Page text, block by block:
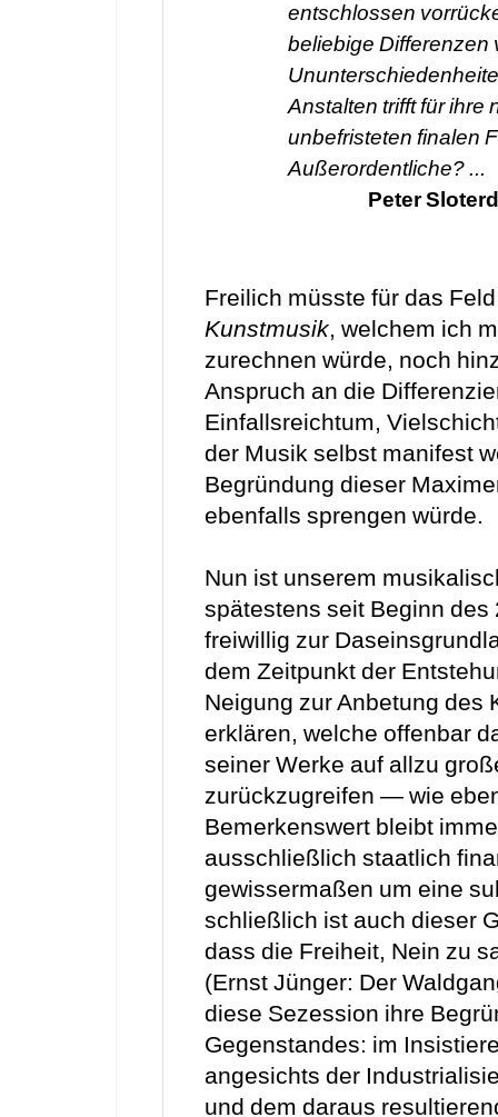
entschlossen
beliebige Differenzen
Anstalten trifft für ihre
unbefristeten finalen
Außerordentliche? ...
Peter
Freilich müsste für das
Kunstmusik, welchem ich
zurechnen würde, noch
Anspruch an die
Einfallsreichtum,
der Musik selbst manifest
Begründung dieser
ebenfalls sprengen würde.
Nun ist unserem
spätestens seit Beginn
freiwillig zur
dem Zeitpunkt der
Neigung zur Anbetung des
erklären, welche offenbar
seiner Werke auf allzu
zurückzugreifen — wie
Bemerkenswert bleibt
ausschließlich staatlich
gewissermaßen um eine
schließlich ist auch dieser
dass die Freiheit, Nein zu
(Ernst Jünger: Der
diese Sezession ihre
Gegenstandes: im
angesichts der
und dem daraus